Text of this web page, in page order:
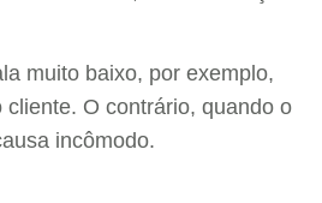
muito baixo, por exemplo,
cliente. O contrário, quando o
incômodo.